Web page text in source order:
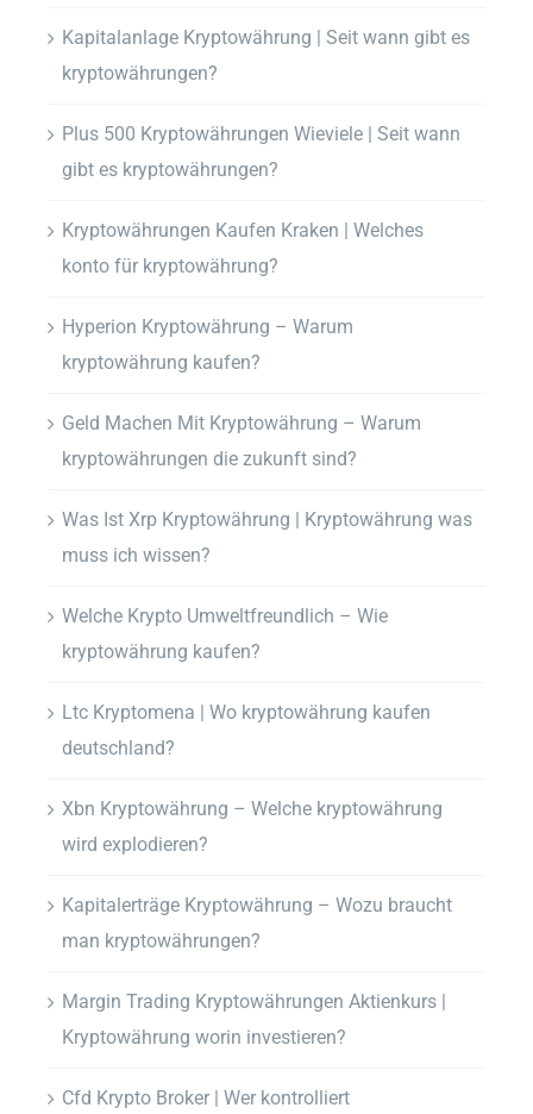
Kapitalanlage Kryptowährung | Seit wann gibt es
kryptowährungen?
Plus 500 Kryptowährungen Wieviele | Seit wann
gibt es kryptowährungen?
Kryptowährungen Kaufen Kraken | Welches
konto für kryptowährung?
Hyperion Kryptowährung – Warum
kryptowährung kaufen?
Geld Machen Mit Kryptowährung – Warum
kryptowährungen die zukunft sind?
Was Ist Xrp Kryptowährung | Kryptowährung was
muss ich wissen?
Welche Krypto Umweltfreundlich – Wie
kryptowährung kaufen?
Ltc Kryptomena | Wo kryptowährung kaufen
deutschland?
Xbn Kryptowährung – Welche kryptowährung
wird explodieren?
Kapitalerträge Kryptowährung – Wozu braucht
man kryptowährungen?
Margin Trading Kryptowährungen Aktienkurs |
Kryptowährung worin investieren?
Cfd Krypto Broker | Wer kontrolliert